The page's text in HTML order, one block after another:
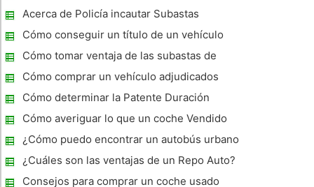
Acerca de Policía incautar Subastas
Cómo conseguir un título de un vehículo
abandonado
Cómo tomar ventaja de las subastas de
coches usados ​​
Cómo comprar un vehículo adjudicados
Cómo determinar la Patente Duración
Cómo averiguar lo que un coche Vendido
por en una Subasta
¿Cómo puedo encontrar un autobús urbano
?
¿Cuáles son las ventajas de un Repo Auto?
Consejos para comprar un coche usado